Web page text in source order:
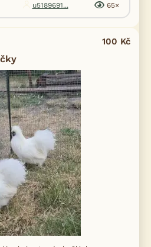
u5189691... 65×
100 Kč